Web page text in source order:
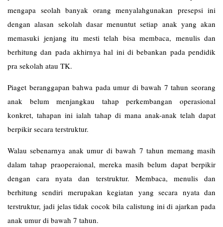
mengapa seolah banyak orang menyalahgunakan presepsi ini
dengan alasan sekolah dasar menuntut setiap anak yang akan
memasuki jenjang itu mesti telah bisa membaca, menulis dan
berhitung dan pada akhirnya hal ini di bebankan pada pendidik
pra sekolah atau TK.
Piaget beranggapan bahwa pada umur di bawah 7 tahun seorang
anak belum menjangkau tahap perkembangan operasional
konkret, tahapan ini ialah tahap di mana anak-anak telah dapat
berpikir secara terstruktur.
Walau sebenarnya anak umur di bawah 7 tahun memang masih
dalam tahap praoperaional, mereka masih belum dapat berpikir
dengan cara nyata dan terstruktur. Membaca, menulis dan
berhitung sendiri merupakan kegiatan yang secara nyata dan
terstruktur, jadi jelas tidak cocok bila calistung ini di ajarkan pada
anak umur di bawah 7 tahun.